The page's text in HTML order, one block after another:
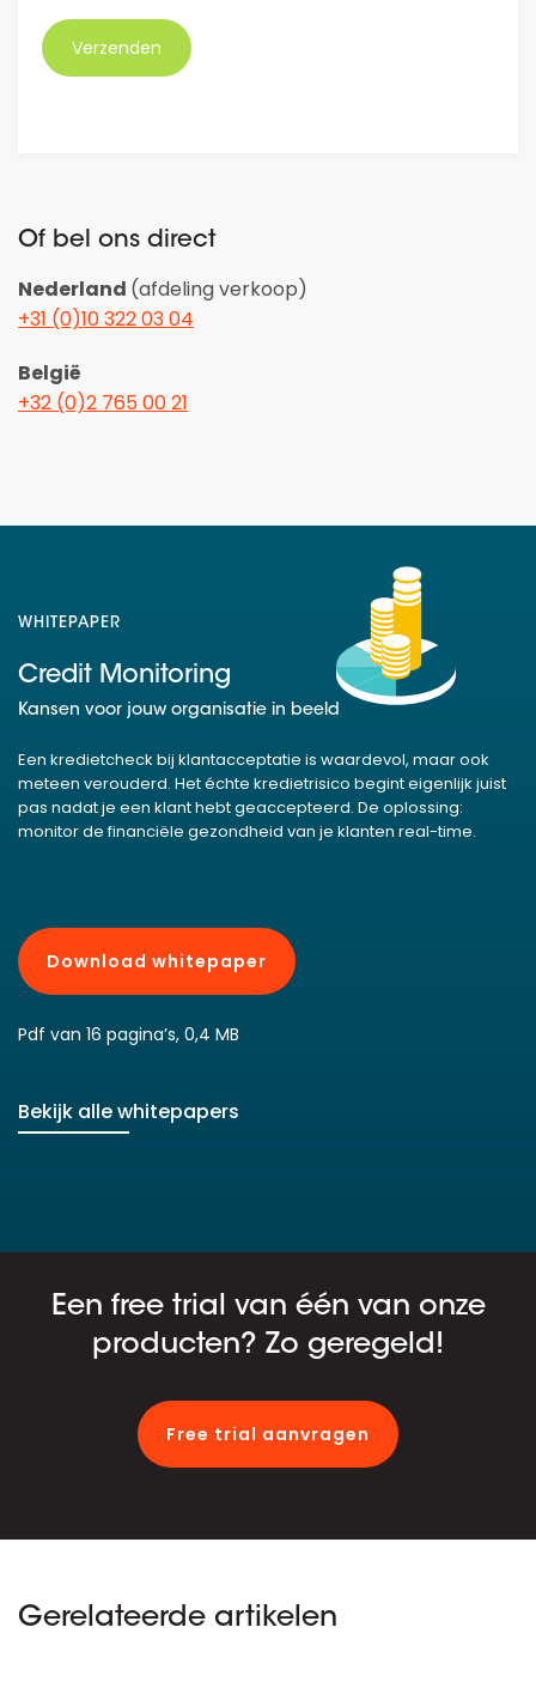
Of bel ons direct
Nederland (afdeling verkoop)
+31 (0)10 322 03 04
België
+32 (0)2 765 00 21
WHITEPAPER
Credit Monitoring
Kansen voor jouw organisatie in beeld
Een kredietcheck bij klantacceptatie is waardevol, maar ook
meteen verouderd. Het échte kredietrisico begint eigenlijk juist
pas nadat je een klant hebt geaccepteerd. De oplossing:
monitor de financiële gezondheid van je klanten real-time.
Download whitepaper
Pdf van 16 pagina’s, 0,4 MB
Bekijk alle whitepapers
Een free trial van één van onze
producten? Zo geregeld!
Free trial aanvragen
Gerelateerde artikelen